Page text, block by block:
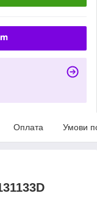
Оплата Умови